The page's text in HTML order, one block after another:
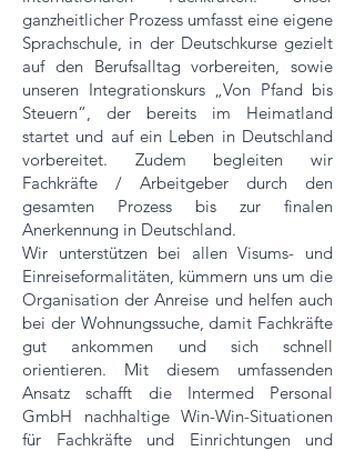
ganzheitlicher Prozess umfasst eine eigene
Sprachschule, in der Deutschkurse gezielt
auf den Berufsalltag vorbereiten, sowie
unseren Integrationskurs „Von Pfand bis
Steuern“, der bereits im Heimatland
startet und auf ein Leben in Deutschland
vorbereitet. Zudem begleiten wir
Fachkräfte / Arbeitgeber durch den
gesamten Prozess bis zur finalen
Anerkennung in Deutschland.
Wir unterstützen bei allen Visums- und
Einreiseformalitäten, kümmern uns um die
Organisation der Anreise und helfen auch
bei der Wohnungssuche, damit Fachkräfte
gut ankommen und sich schnell
orientieren. Mit diesem umfassenden
Ansatz schafft die Intermed Personal
GmbH nachhaltige Win-Win-Situationen
für Fachkräfte und Einrichtungen und